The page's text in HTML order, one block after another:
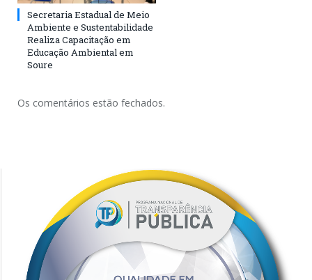
Secretaria Estadual de Meio
Ambiente e Sustentabilidade
Realiza Capacitação em
Educação Ambiental em
Soure
Os comentários estão fechados.